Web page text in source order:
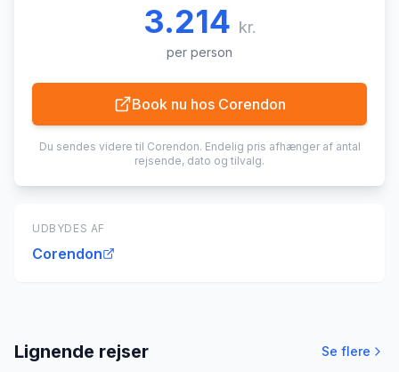
3.214 kr.
per person
Book nu hos Corendon
Du sendes videre til Corendon. Endelig pris afhænger af antal
rejsende, dato og tilvalg.
UDBYDES AF
Corendon
Lignende rejser Se flere